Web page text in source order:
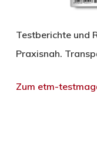
Testberichte und
Praxisnah.
Zum etm-